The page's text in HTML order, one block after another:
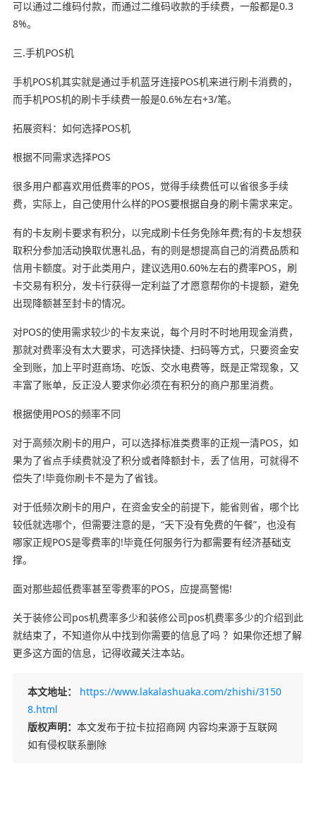
可以通过二维码付款，而通过二维码收款的手续费，一般都是0.3
8%。
三.手机POS机
手机POS机其实就是通过手机蓝牙连接POS机来进行刷卡消费的，
而手机POS机的刷卡手续费一般是0.6%左右+3/笔。
拓展资料：如何选择POS机
根据不同需求选择POS
很多用户都喜欢用低费率的POS，觉得手续费低可以省很多手续
费，实际上，自己使用什么样的POS要根据自身的刷卡需求来定。
有的卡友刷卡要求有积分，以完成刷卡任务免除年费;有的卡友想获
取积分参加活动换取优惠礼品，有的则是想提高自己的消费品质和
信用卡额度。对于此类用户，建议选用0.60%左右的费率POS，刷
卡交易有积分，发卡行获得一定利益了才愿意帮你的卡提额，避免
出现降额甚至封卡的情况。
对POS的使用需求较少的卡友来说，每个月时不时地用现金消费，
那就对费率没有太大要求，可选择快捷、扫码等方式，只要资金安
全到账，加上平时逛商场、吃饭、交水电费等，既是正常现象，又
丰富了账单，反正没人要求你必须在有积分的商户那里消费。
根据使用POS的频率不同
对于高频次刷卡的用户，可以选择标准类费率的正规一清POS，如
果为了省点手续费就没了积分或者降额封卡，丢了信用，可就得不
偿失了!毕竟你刷卡不是为了省钱。
对于低频次刷卡的用户，在资金安全的前提下，能省则省，哪个比
较低就选哪个，但需要注意的是，“天下没有免费的午餐”，也没有
哪家正规POS是零费率的!毕竟任何服务行为都需要有经济基础支
撑。
面对那些超低费率甚至零费率的POS，应提高警惕!
关于装修公司pos机费率多少和装修公司pos机费率多少的介绍到此
就结束了，不知道你从中找到你需要的信息了吗 ？如果你还想了解
更多这方面的信息，记得收藏关注本站。
本文地址：
https://www.lakalashuaka.com/zhishi/3150
8.html
版权声明： 本文发布于拉卡拉招商网 内容均来源于互联网
如有侵权联系删除